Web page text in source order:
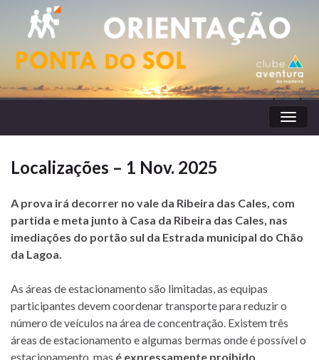
Localizações – 1 Nov. 2025
A prova irá decorrer no vale da Ribeira das Cales, com
partida e meta junto à Casa da Ribeira das Cales, nas
imediações do portão sul da Estrada municipal do Chão
da Lagoa.
As áreas de estacionamento são limitadas, as equipas
participantes devem coordenar transporte para reduzir o
número de veículos na área de concentração. Existem três
áreas de estacionamento e algumas bermas onde é possível o
estacionamento, mas é expressamente proibido